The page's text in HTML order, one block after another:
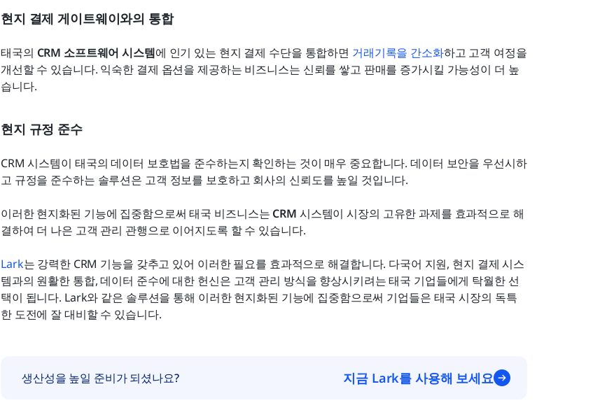
현지 결제 게이트웨이와의 통합
태국의 CRM 소프트웨어 시스템에 인기 있는 현지 결제 수단을 통합하면 거래기록을 간소화하고 고객 여정을
개선할 수 있습니다. 익숙한 결제 옵션을 제공하는 비즈니스는 신뢰를 쌓고 판매를 증가시킬 가능성이 더 높
습니다.
현지 규정 준수
CRM 시스템이 태국의 데이터 보호법을 준수하는지 확인하는 것이 매우 중요합니다. 데이터 보안을 우선시하
고 규정을 준수하는 솔루션은 고객 정보를 보호하고 회사의 신뢰도를 높일 것입니다.
이러한 현지화된 기능에 집중함으로써 태국 비즈니스는 CRM 시스템이 시장의 고유한 과제를 효과적으로 해
결하여 더 나은 고객 관리 관행으로 이어지도록 할 수 있습니다.
Lark는 강력한 CRM 기능을 갖추고 있어 이러한 필요를 효과적으로 해결합니다. 다국어 지원, 현지 결제 시스
템과의 원활한 통합, 데이터 준수에 대한 헌신은 고객 관리 방식을 향상시키려는 태국 기업들에게 탁월한 선
택이 됩니다. Lark와 같은 솔루션을 통해 이러한 현지화된 기능에 집중함으로써 기업들은 태국 시장의 독특
한 도전에 잘 대비할 수 있습니다.
생산성을 높일 준비가 되셨나요? 지금 Lark를 사용해 보세요